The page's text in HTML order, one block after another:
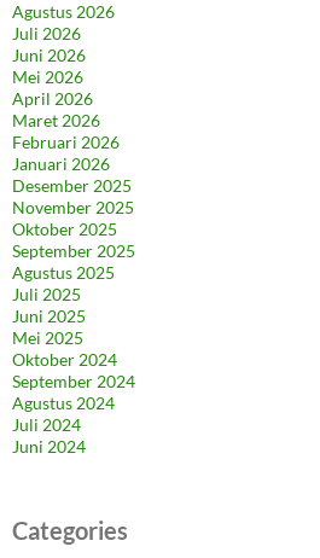
Agustus 2026
Juli 2026
Juni 2026
Mei 2026
April 2026
Maret 2026
Februari 2026
Januari 2026
Desember 2025
November 2025
Oktober 2025
September 2025
Agustus 2025
Juli 2025
Juni 2025
Mei 2025
Oktober 2024
September 2024
Agustus 2024
Juli 2024
Juni 2024
Categories